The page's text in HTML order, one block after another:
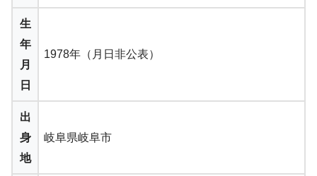
生
年
月
日
1978年（月日非公表）
出
身
地
岐阜県岐阜市